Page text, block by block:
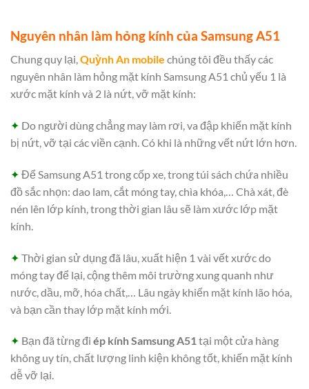
Nguyên nhân làm hỏng kính của Samsung A51
Chung quy lại,Quỳnh An mobile chúng tôi đều thấy các
nguyên nhân làm hỏng mặt kính Samsung A51 chủ yếu 1 là
xước mặt kính và 2 là nứt, vỡ mặt kính:
✦ Do người dùng chẳng may làm rơi, va đập khiến mặt kính
bị nứt, vỡ tại các viền cạnh. Có khi là những vết nứt lớn hơn.
✦ Để Samsung A51 trong cốp xe, trong túi sách chứa nhiều
đồ sắc nhọn: dao lam, cắt móng tay, chìa khóa,… Chà xát, đè
nén lên lớp kính, trong thời gian lâu sẽ làm xước lớp mặt
kính.
✦ Thời gian sử dụng đã lâu, xuất hiện 1 vài vết xước do
móng tay để lại, cộng thêm môi trường xung quanh như
nước, dầu, mỡ, hóa chất,… Lâu ngày khiến mặt kính lão hóa,
và bạn cần thay lớp mặt kính mới.
✦ Bạn đã từng đi ép kính Samsung A51tại một cửa hàng
không uy tín, chất lượng linh kiện không tốt, khiến mặt kính
dễ vỡ lại.